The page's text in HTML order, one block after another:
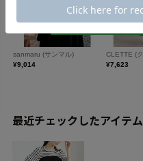
最近チェックしたアイテム